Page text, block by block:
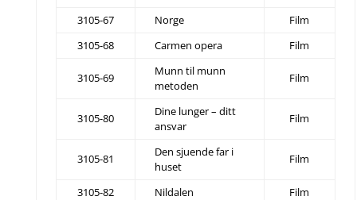
3105-67
Norge
Film
3105-68
Carmen opera Film
3105-69
Munn til munn
metoden
Film
3105-80
Dine lunger – ditt
ansvar
Film
3105-81
Den sjuende far i
huset
Film
3105-82 Nildalen Film